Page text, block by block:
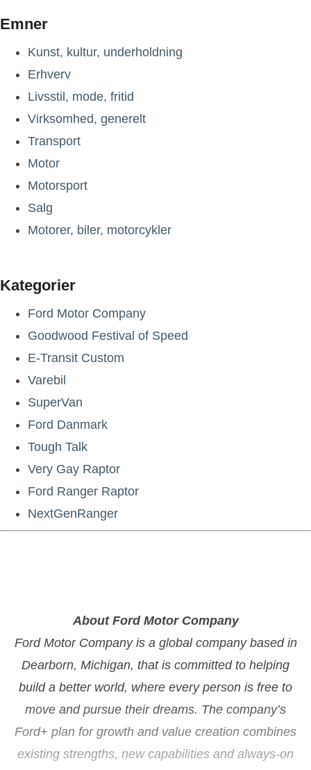
Emner
Kunst, kultur, underholdning
Erhverv
Livsstil, mode, fritid
Virksomhed, generelt
Transport
Motor
Motorsport
Salg
Motorer, biler, motorcykler
Kategorier
Ford Motor Company
Goodwood Festival of Speed
E-Transit Custom
Varebil
SuperVan
Ford Danmark
Tough Talk
Very Gay Raptor
Ford Ranger Raptor
NextGenRanger
About Ford Motor Company
Ford Motor Company is a global company based in
Dearborn, Michigan, that is committed to helping
build a better world, where every person is free to
move and pursue their dreams. The company’s
Ford+ plan for growth and value creation combines
existing strengths, new capabilities and always-on